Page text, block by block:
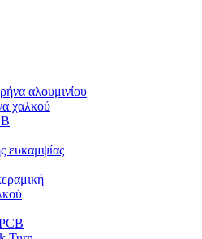
αλουμινίου
χαλκού
ευκαμψίας